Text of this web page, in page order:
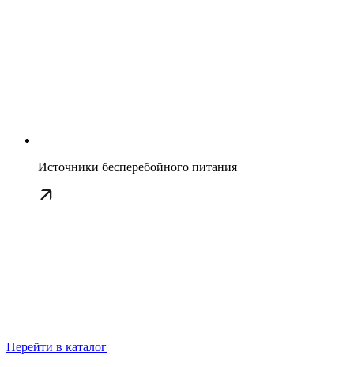
Источники бесперебойного питания
Перейти в каталог